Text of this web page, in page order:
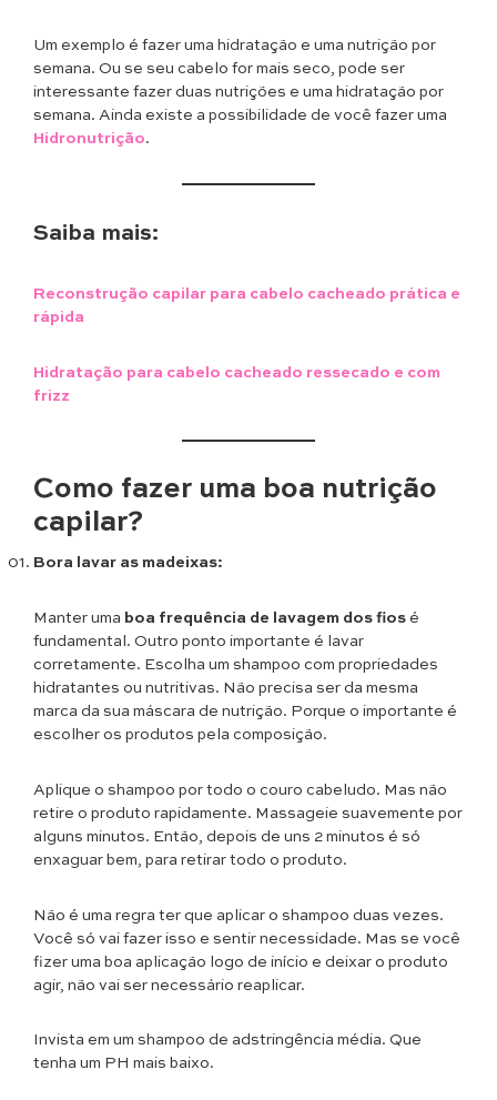
Um exemplo é fazer uma hidratação e uma nutrição por
semana. Ou se seu cabelo for mais seco, pode ser
interessante fazer duas nutrições e uma hidratação por
semana. Ainda existe a possibilidade de você fazer uma
Hidronutrição.
Saiba mais:
Reconstrução capilar para cabelo cacheado prática e
rápida
Hidratação para cabelo cacheado ressecado e com
frizz
Como fazer uma boa nutrição
capilar?
Bora lavar as madeixas:
Manter uma boa frequência de lavagem dos fios é
fundamental. Outro ponto importante é lavar
corretamente. Escolha um shampoo com propriedades
hidratantes ou nutritivas. Não precisa ser da mesma
marca da sua máscara de nutrição. Porque o importante é
escolher os produtos pela composição.
Aplique o shampoo por todo o couro cabeludo. Mas não
retire o produto rapidamente. Massageie suavemente por
alguns minutos. Então, depois de uns 2 minutos é só
enxaguar bem, para retirar todo o produto.
Não é uma regra ter que aplicar o shampoo duas vezes.
Você só vai fazer isso e sentir necessidade. Mas se você
fizer uma boa aplicação logo de início e deixar o produto
agir, não vai ser necessário reaplicar.
Invista em um shampoo de adstringência média. Que
tenha um PH mais baixo.